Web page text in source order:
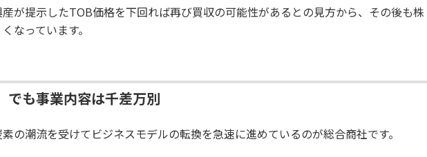
が提示したTOB価格を下回れば再び買収の可能性があるとの見方から、その後も株
なっています。
でも事業内容は千差万別
の潮流を受けてビジネスモデルの転換を急速に進めているのが総合商社です。